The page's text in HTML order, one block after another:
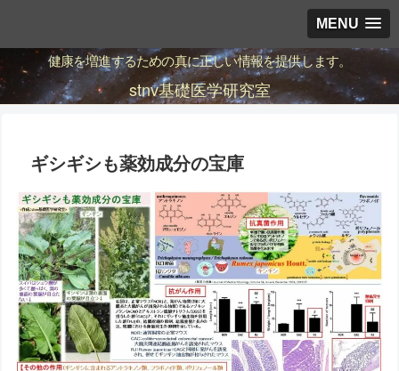
MENU
健康を増進するための真に正しい情報を提供します。
stnv基礎医学研究室
ギシギシも薬効成分の宝庫